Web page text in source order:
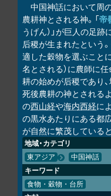
中国神話において周
農耕神とされる神。「帝
うげん）」が巨人の足
后稷が生まれたという
適した穀物を選ぶこと
名とされる）に農師に
耕の始めが后稷であり
死後農耕の神とされる
の西山経や海内西経に
の黒水あたりにある都
が自然に繁茂していると
地域・カテゴリ
東アジア 中国神話
キーワード
食物・穀物・台所